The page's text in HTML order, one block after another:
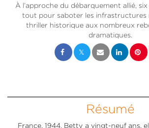
À l’approche du débarquement allié,
tout pour saboter les infrastructures
thriller historique aux nombreux
dramatiques.
Résumé
France, 1944. Betty a vingt-neuf ans,